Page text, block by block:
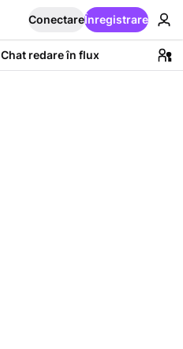
ConectareÎnregistrare
Chat redare în flux